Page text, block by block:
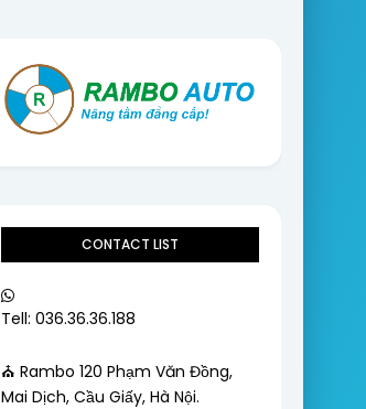
CONTACT LIST
Tell: 036.36.36.188
⛪ Rambo 120 Phạm Văn Đồng,
Mai Dịch, Cầu Giấy, Hà Nội.